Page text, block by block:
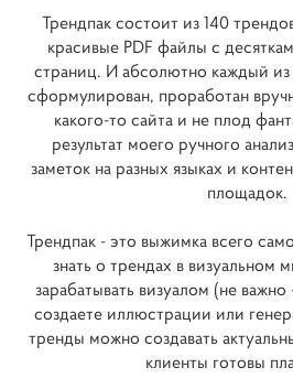
Трендпак состоит из 140
красивые PDF файлы с
страниц. И абсолютно каждый из
сформулирован, проработан
какого-то сайта и не плод
результат моего ручного
заметок на разных языках и
площадок.
Трендпак - это выжимка всего
знать о трендах в визуальном
зарабатывать визуалом (не
создаете иллюстрации или
тренды можно создавать
клиенты готовы